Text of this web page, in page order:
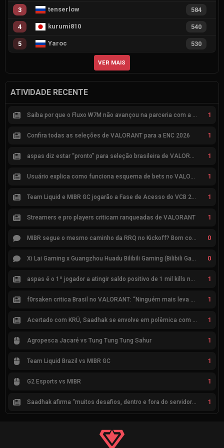
3 tenserlow 584
4 kurumi810 540
5 Yaroc 530
VER MAIS
ATIVIDADE RECENTE
Saiba por que o Fluxo W7M não avançou na parceria com a Riot 1
Confira todas as seleções de VALORANT para a ENC 2026 1
aspas diz estar “pronto” para seleção brasileira de VALORANT 1
Usuário explica como funciona esquema de bets no VALORANT 1
Team Liquid e MIBR GC jogarão a Fase de Acesso do VCB 2026 1
Streamers e pro players criticam ranqueadas de VALORANT 1
MIBR segue o mesmo caminho da RRQ no Kickoff? Bom começo, mas risco de eliminação hoje 0
Xi Lai Gaming x Guangzhou Huadu Bilibili Gaming (Bilibili Gaming) 0
aspas é o 1º jogador a atingir saldo positivo de 1 mil kills no VCT 1
f0rsaken critica Brasil no VALORANT: “Ninguém mais leva a sério” 1
Acertado com KRÜ, Saadhak se envolve em polêmica com keznit 1
Agropesca Jacaré vs Tung Tung Tung Sahur 1
Team Liquid Brazil vs MIBR GC 1
G2 Esports vs MIBR 1
Saadhak afirma “muitos desafios, dentro e fora do servidor” sobre a jornada até a classificação 1